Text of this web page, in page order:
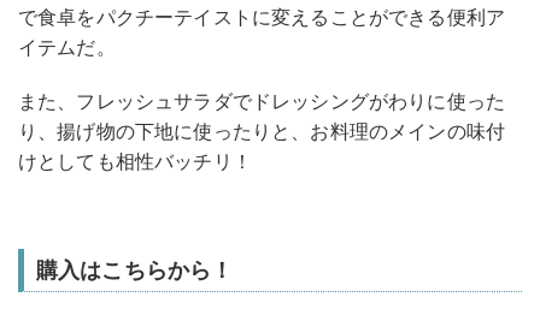
で食卓をパクチーテイストに変えることができる便利ア
イテムだ。
また、フレッシュサラダでドレッシングがわりに使った
り、揚げ物の下地に使ったりと、お料理のメインの味付
けとしても相性バッチリ！
購入はこちらから！